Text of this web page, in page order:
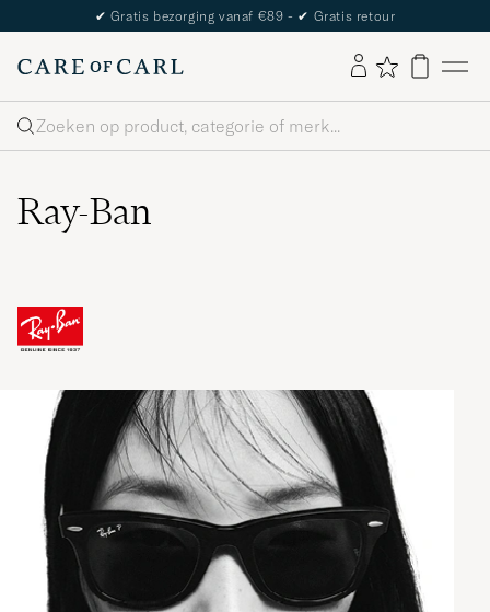
✔ Gratis bezorging vanaf €89 - ✔ Gratis retour
Zoeken
Ray-Ban